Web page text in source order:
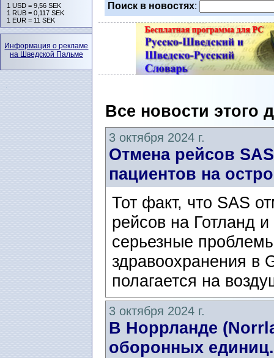
Поиск в новостях:
Все новости этого
3 октября 2024 г.
Отмена рейсов
пациентов на
Тот факт, что SAS
рейсов на Готланд
серьезные
здравоохранения в
полагается на
3 октября 2024 г.
В Норрланде
оборонных единиц.
1 USD = 9,56 SEK
1 RUB = 0,117 SEK
1 EUR = 11 SEK
Информация о рекламе
на Шведской Пальме